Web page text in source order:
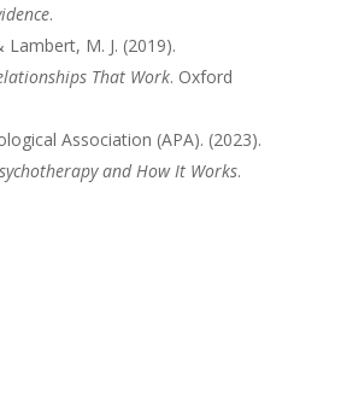
.
Lambert, M. J. (2019).
That Work. Oxford
Association (APA). (2023).
and How It Works.